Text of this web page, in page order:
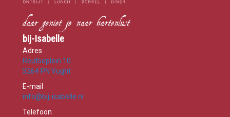
bij-Isabelle
Adres
Reutseplein 10
5264 PN Vught
E-mail
info@bij-isabelle.nl
Telefoon